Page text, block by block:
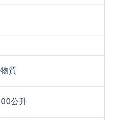
質
公升